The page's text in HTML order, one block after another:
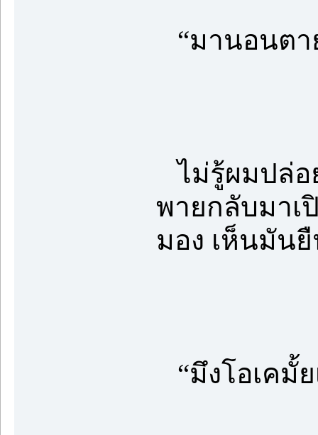
“มานอนตา
ไม่รู้ผมปล่อ
พายกลับมาเ
มอง เห็นมัน
“มึงโอเคมั้ย